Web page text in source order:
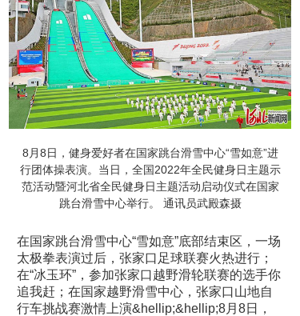
8月8日，健身爱好者在国家跳台滑雪中心“雪如意”进
行团体操表演。当日，全国2022年全民健身日主题示
范活动暨河北省全民健身日主题活动启动仪式在国家
跳台滑雪中心举行。 通讯员武殿森摄
在国家跳台滑雪中心“雪如意”底部结束区，一场
太极拳表演过后，张家口足球联赛火热进行；
在“冰玉环”，参加张家口越野滑轮联赛的选手你
追我赶；在国家越野滑雪中心，张家口山地自
行车挑战赛激情上演&hellip;&hellip;8月8日，